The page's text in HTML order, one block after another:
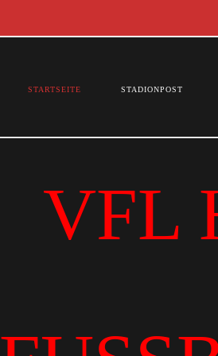
STARTSEITE STADIONPOST
VFL